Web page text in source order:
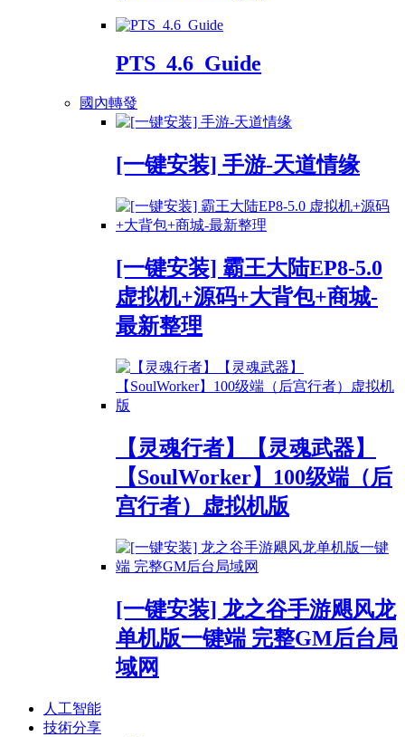
PTS_4.6_Guide
國內轉發
[一键安装] 手游-天道情缘
[一键安装] 霸王大陆EP8-5.0
虚拟机+源码+大背包+商城-
最新整理
【灵魂行者】【灵魂武器】
【SoulWorker】100级端（后
宫行者）虚拟机版
[一键安装] 龙之谷手游飓风龙
单机版一键端 完整GM后台局
域网
人工智能
技術分享